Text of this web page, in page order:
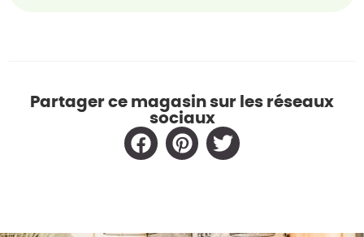
Partager ce magasin sur les réseaux
sociaux